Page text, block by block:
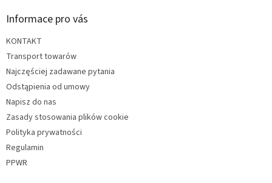
Informace pro vás
KONTAKT
Transport towarów
Najczęściej zadawane pytania
Odstąpienia od umowy
Napisz do nas
Zasady stosowania plików cookie
Polityka prywatności
Regulamin
PPWR